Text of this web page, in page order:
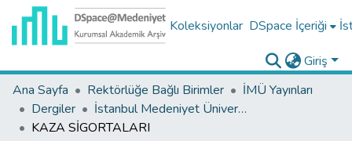
Koleksiyonlar DSpace İçeriği
Giriş
Ana Sayfa
Rektörlüğe Bağlı Birimler
İMÜ Yayınları
Dergiler
İstanbul Medeniyet Üniversitesi Hukuk Fakültesi Dergisi Koleksiyonu
KAZA SİGORTALARI